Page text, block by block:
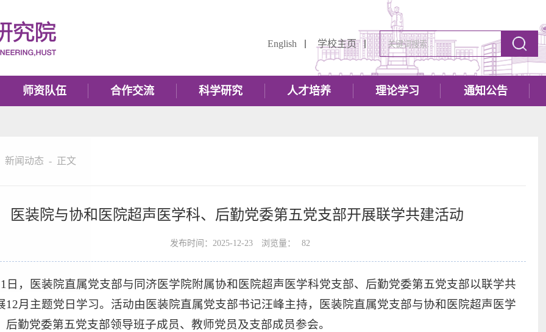
English 学校主页
师资队伍 合作交流 科学研究 人才培养 理论学习 通知公告
新闻动态 - 正文
医装院与协和医院超声医学科、后勤党委第五党支部开展联学共建活动
发布时间：2025-12-23 浏览量： 82
日，医装院直属党支部与同济医学院附属协和医院超声医学科党支部、后勤党委第五党支部以联学共
12月主题党日学习。活动由医装院直属党支部书记汪峰主持，医装院直属党支部与协和医院超声医学
后勤党委第五党支部领导班子成员、教师党员及支部成员参会。